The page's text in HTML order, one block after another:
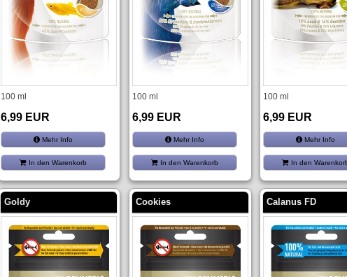
100 ml
6,99 EUR
Mehr Info
In den Warenkorb
100 ml
6,99 EUR
Mehr Info
In den Warenkorb
100 ml
6,99 EUR
Mehr Info
In den
Goldy Cookies Calanus FD